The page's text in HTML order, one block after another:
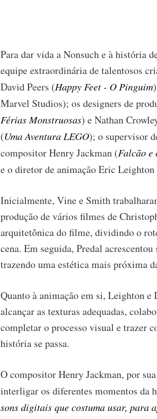
Para dar vida a Nonsuch e à história
equipe extraordinária de talentosos
David Peers (Happy Feet - O Pinguim
Marvel Studios); os designers de
Férias Monstruosas) e Nathan
(Uma Aventura LEGO); o supervisor
compositor Henry Jackman (Falcão e
e o diretor de animação Eric Leighton
Inicialmente, Vine e Smith
produção de vários filmes de
arquitetônica do filme, dividindo o
cena. Em seguida, Predal
trazendo uma estética mais próxima
Quanto à animação em si, Leighton
alcançar as texturas adequadas,
completar o processo visual e trazer
história se passa.
O compositor Henry Jackman, por
interligar os diferentes momentos da
sons digitais que costuma usar, para